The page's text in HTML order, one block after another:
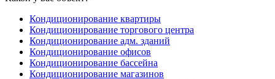
Кондиционирование квартиры
Кондиционирование торгового центра
Кондиционирование адм. зданий
Кондиционирование офисов
Кондиционирование бассейна
Кондиционирование магазинов